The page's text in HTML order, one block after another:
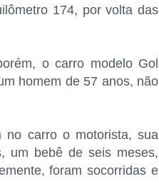
174, por volta das
o carro modelo Gol
homem de 57 anos, não
no carro o motorista, sua
um bebê de seis meses,
foram socorridas e